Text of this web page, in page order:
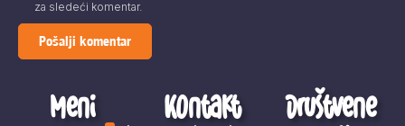
za sledeći komentar.
Meni Kontakt Društvene